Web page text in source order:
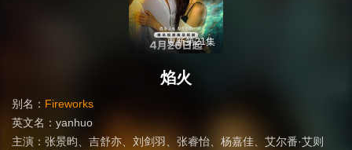
更新第21集
焰火
别名： Fireworks
英文名： yanhuo
主演： 张景昀 吉舒亦 刘剑羽 张睿怡 杨嘉佳
艾尔番·艾则